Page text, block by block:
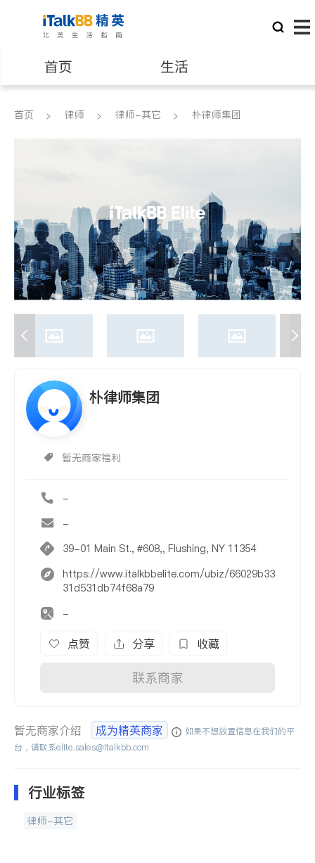
首页 生活
医生 律师
养老 非盈利组织
首页 律师 律师-其它 朴律师集团
朴律师集团
暂无商家福利
-
-
39-01 Main St., #608,, Flushing, NY 11354
https://www.italkbbelite.com/ubiz/66029b33
31d531db74f68a79
-
点赞 分享 收藏
联系商家
暂无商家介绍 成为精英商家
如果不想放置信息在我们的平
台，请联系elite.sales@italkbb.com
行业标签
律师-其它